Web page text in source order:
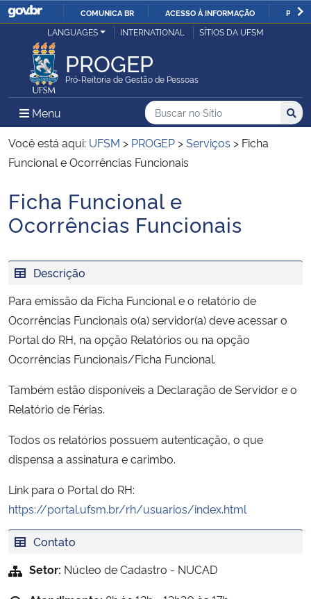
IR
COMUNICA BR ACESSO À INFORMAÇÃO
Ministério da Justiça e Segurança Pública
Ministério da Defesa
Ministério das Relações Exteriores
Ministério da Infraestrutura
Ministério da Cidadania
Ministério da Saúde
Ministério de Minas e Energia
Ministério da Ciência, Tecnologia, Inovações e Comunicações
Ministério do Meio Ambiente
Ministério do Turismo
Ministério do Desenvolvimento Regional
Controladoria-Geral da União
LANGUAGES INTERNATIONAL SÍTIOS DA UFSM
PROGEP
Pró-Reitoria de Gestão de Pessoas
Menu Menu Principal do Sítio
Busca
Buscar no no Sítio
Busca:
Você está aqui: UFSM > PROGEP >Serviços > Ficha
Funcional e Ocorrências Funcionais
Início do conteúdo
Ficha Funcional e
Ocorrências Funcionais
Descrição
Para emissão da Ficha Funcional e o relatório de
Ocorrências Funcionais o(a) servidor(a) deve acessar o
Portal do RH, na opção Relatórios ou na opção
Ocorrências Funcionais/Ficha Funcional.
Também estão disponíveis a Declaração de Servidor e o
Relatório de Férias.
Todos os relatórios possuem autenticação, o que
dispensa a assinatura e carimbo.
Link para o Portal do RH:
https://portal.ufsm.br/rh/usuarios/index.html
Contato
Setor: Núcleo de Cadastro - NUCAD